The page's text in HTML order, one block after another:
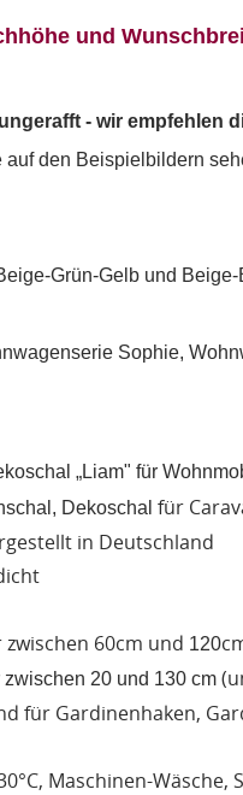
und
- wir empfehlen
den Beispielbildern
Grün-Gelb und
Sophie,
„Liam" für
Dekoschal für
in Deutschland
60cm und 120
20 und 130 cm
für Gardinenhaken,
Maschinen-Wäsche,
AUF MEINE
Name der Wunschliste
ANMELDEN
können.